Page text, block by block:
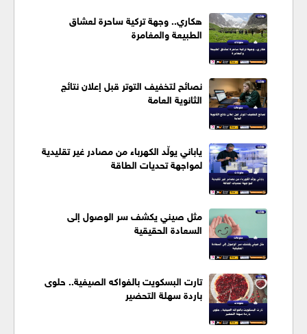
هكاري.. وجهة تركية ساحرة لعشاق
الطبيعة والمغامرة
نصائح لتخفيف التوتر قبل إعلان نتائج
الثانوية العامة
ياباني يولّد الكهرباء من مصادر غير تقليدية
لمواجهة تحديات الطاقة
مثل صيني يكشف سر الوصول إلى
السعادة الحقيقية
تارت البسكويت بالفواكه الصيفية.. حلوى
باردة سهلة التحضير